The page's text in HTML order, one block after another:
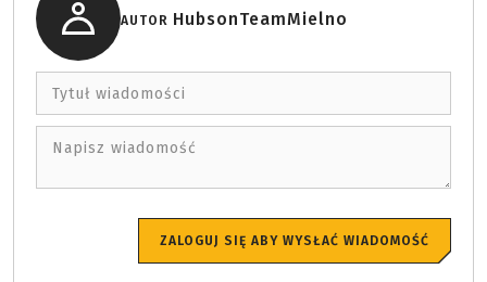
AUTOR HubsonTeamMielno
Tytuł wiadomości
Napisz wiadomość
ZALOGUJ SIĘ ABY WYSŁAĆ WIADOMOŚĆ